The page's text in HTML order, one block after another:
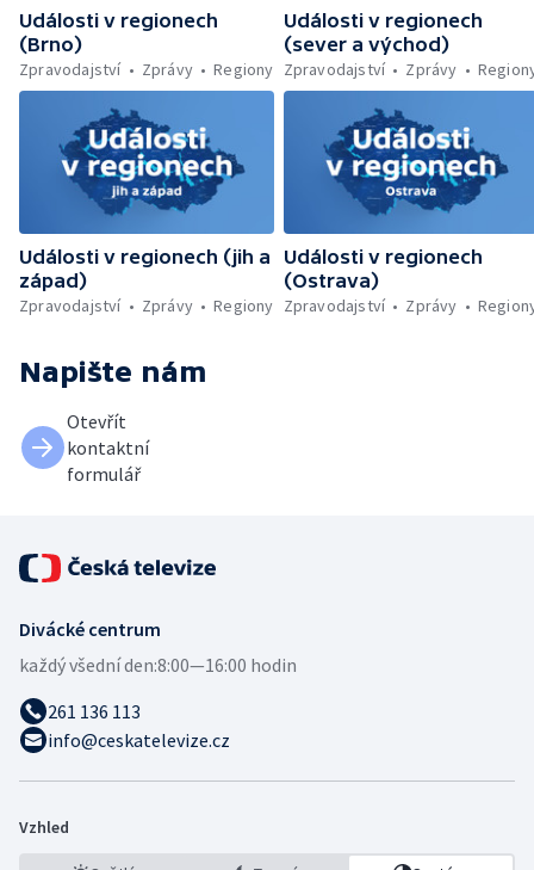
Události v regionech
(Brno)
Zpravodajství
Zprávy Regiony
Události v regionech
(sever a východ)
Zpravodajství
Zprávy
Události v regionech (jih a
západ)
Zpravodajství
Zprávy Regiony
Události v regionech
(Ostrava)
Zpravodajství
Zprávy
Napište nám
Otevřít
kontaktní
formulář
Divácké centrum
každý všední den:8:00—16:00 hodin
261 136 113
info@ceskatelevize.cz
Vzhled